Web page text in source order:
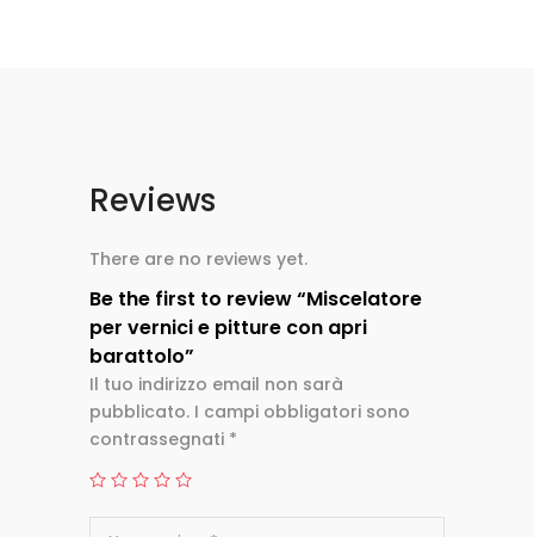
Reviews
There are no reviews yet.
Be the first to review “Miscelatore
per vernici e pitture con apri
barattolo”
Il tuo indirizzo email non sarà
pubblicato. I campi obbligatori sono
contrassegnati *